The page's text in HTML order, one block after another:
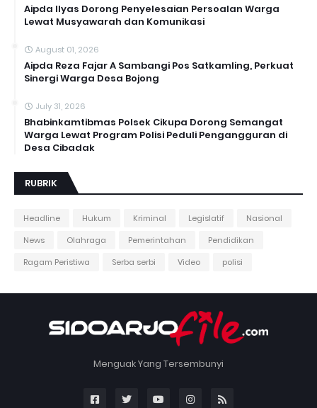
Aipda Ilyas Dorong Penyelesaian Persoalan Warga
Lewat Musyawarah dan Komunikasi
August 01, 2026
Aipda Reza Fajar A Sambangi Pos Satkamling, Perkuat
Sinergi Warga Desa Bojong
July 31, 2026
Bhabinkamtibmas Polsek Cikupa Dorong Semangat
Warga Lewat Program Polisi Peduli Pengangguran di
Desa Cibadak
RUBRIK
Headline Hukum Kriminal Legislatif
Nasional
News
Olahraga Pemerintahan
Pendidikan
Ragam Peristiwa
Serba serbi Video polisi
Menguak Yang Tersembunyi